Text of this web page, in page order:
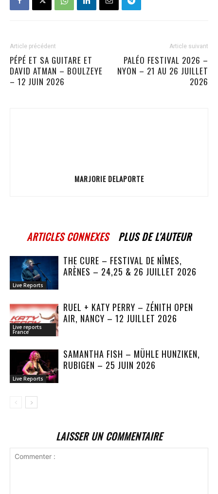
Article précédent
PÉPÉ ET SA GUITARE ET
DAVID ATMAN – BOULZEYE
– 12 JUIN 2026
Article suivant
PALÉO FESTIVAL 2026 –
NYON – 21 AU 26 JUILLET
2026
MARJORIE DELAPORTE
ARTICLES CONNEXES PLUS DE L'AUTEUR
Live Reports
THE CURE – FESTIVAL DE NÎMES,
ARÈNES – 24,25 & 26 JUILLET 2026
Live reports
France
RUEL + KATY PERRY – ZÉNITH OPEN
AIR, NANCY – 12 JUILLET 2026
Live Reports
SAMANTHA FISH – MÜHLE HUNZIKEN,
RUBIGEN – 25 JUIN 2026
LAISSER UN COMMENTAIRE